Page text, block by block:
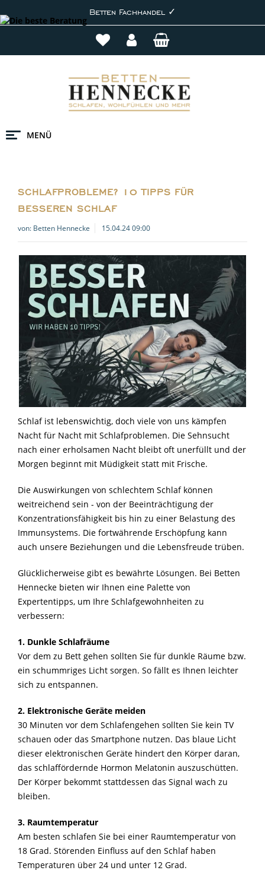
Betten Fachhandel ✓
MENÜ
SCHLAFPROBLEME? 10 TIPPS FÜR
BESSEREN SCHLAF
von: Betten Hennecke 15.04.24 09:00
Schlaf ist lebenswichtig, doch viele von uns kämpfen
Nacht für Nacht mit Schlafproblemen. Die Sehnsucht
nach einer erholsamen Nacht bleibt oft unerfüllt und der
Morgen beginnt mit Müdigkeit statt mit Frische.
Die Auswirkungen von schlechtem Schlaf können
weitreichend sein - von der Beeinträchtigung der
Konzentrationsfähigkeit bis hin zu einer Belastung des
Immunsystems. Die fortwährende Erschöpfung kann
auch unsere Beziehungen und die Lebensfreude trüben.
Glücklicherweise gibt es bewährte Lösungen. Bei Betten
Hennecke bieten wir Ihnen eine Palette von
Expertentipps, um Ihre Schlafgewohnheiten zu
verbessern:
1. Dunkle Schlafräume
Vor dem zu Bett gehen sollten Sie für dunkle Räume bzw.
ein schummriges Licht sorgen. So fällt es Ihnen leichter
sich zu entspannen.
2. Elektronische Geräte meiden
30 Minuten vor dem Schlafengehen sollten Sie kein TV
schauen oder das Smartphone nutzen. Das blaue Licht
dieser elektronischen Geräte hindert den Körper daran,
das schlaffördernde Hormon Melatonin auszuschütten.
Der Körper bekommt stattdessen das Signal wach zu
bleiben.
3. Raumtemperatur
Am besten schlafen Sie bei einer Raumtemperatur von
18 Grad. Störenden Einfluss auf den Schlaf haben
Temperaturen über 24 und unter 12 Grad.